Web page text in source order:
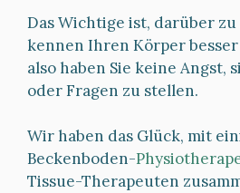
Das Wichtige ist, darüber zu
kennen Ihren Körper
also haben Sie keine Angst,
oder Fragen zu stellen.
Wir haben das Glück, mit
Beckenboden-
Tissue-Therapeuten